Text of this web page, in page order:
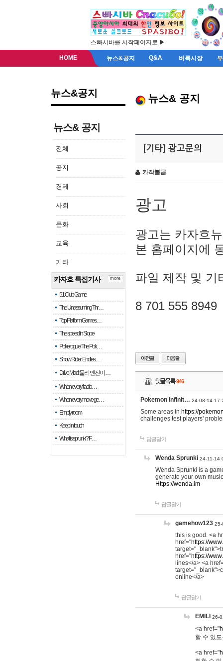
스빠시바를 시작페이지로 ▶
HOME 뉴스&공지 Q&A 벼룩시장
뉴스&공지
뉴스& 공지
전체
공지
경제
사회
문화
교육
기타
카자흐 특집기사
51 Club Game
The Unassuming Thr…
Top Platform Games…
The speed in Slope
Pokerogue: The Pok…
Snow Rider: Endles…
Drive Mad: 물리 엔진이 …
When every fractio…
When every move ge…
Empty room
Keep in touch
What is sprunki? F…
more
뉴스& 공지
[기타] 광고문의
카작불곰
광고
광고는 카자흐
본 홈페이지에
파일 제작 및 기
8 701 555 8949
댓글목록946
Pokemon Infinit… 24-08-14
Some areas in https://
challenges test players'
답글달기
Wenda Sprunki 24-11-14
Wenda Sprunki is a
generate your own
Https://wenda.im
답글달기
gamehow123 25-
this is good. <a
href="https://
href="https://
lines</a> <a
online</a>
답글달기
EMILI 26-
<a href="
할 수 있
<a href="